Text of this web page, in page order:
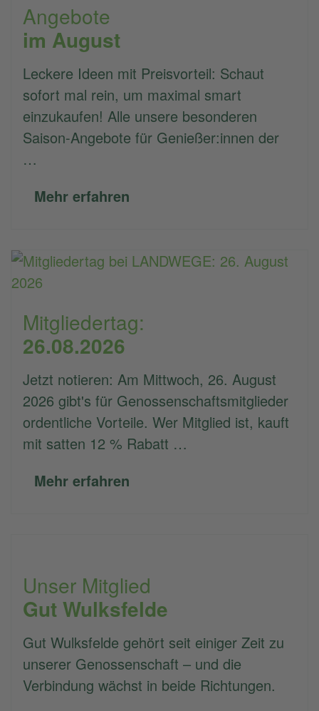
Angebote
im August
Leckere Ideen mit Preisvorteil: Schaut
sofort mal rein, um maximal smart
einzukaufen! Alle unsere besonderen
Saison-Angebote für Genießer:innen der
…
Mehr erfahren
Mitgliedertag:
26.08.2026
Jetzt notieren: Am Mittwoch, 26. August
2026 gibt's für Genossenschaftsmitglieder
ordentliche Vorteile. Wer Mitglied ist, kauft
mit satten 12 % Rabatt …
Mehr erfahren
Unser Mitglied
Gut Wulksfelde
Gut Wulksfelde gehört seit einiger Zeit zu
unserer Genossenschaft – und die
Verbindung wächst in beide Richtungen.